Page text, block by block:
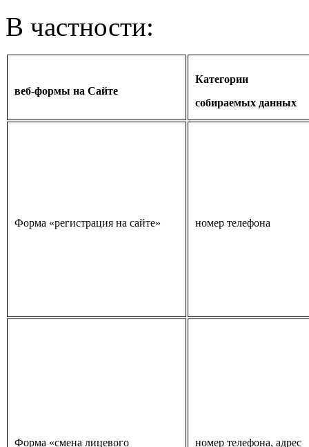
В частности:
веб-формы на Сайте
Категории
собираемых данных
Форма «регистрация на сайте» номер телефона
Форма «смена лицевого номер телефона, адрес